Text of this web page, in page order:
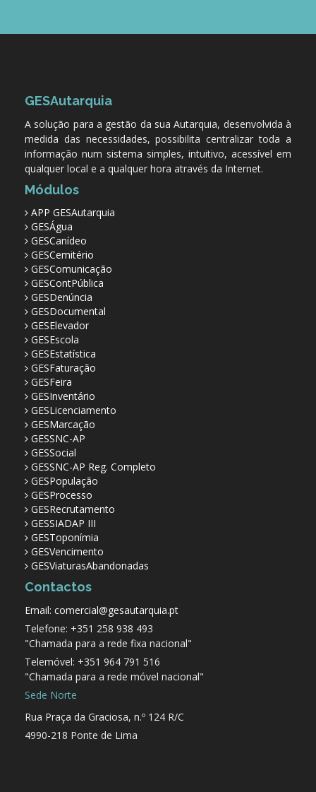
GESAutarquia
A solução para a gestão da sua Autarquia, desenvolvida à
medida das necessidades, possibilita centralizar toda a
informação num sistema simples, intuitivo, acessível em
qualquer local e a qualquer hora através da Internet.
Módulos
APP GESAutarquia
GESÁgua
GESCanídeo
GESCemitério
GESComunicação
GESContPública
GESDenúncia
GESDocumental
GESElevador
GESEscola
GESEstatística
GESFaturação
GESFeira
GESInventário
GESLicenciamento
GESMarcação
GESSNC-AP
GESSocial
GESSNC-AP Reg. Completo
GESPopulação
GESProcesso
GESRecrutamento
GESSIADAP III
GESToponímia
GESVencimento
GESViaturasAbandonadas
Contactos
Email: comercial@gesautarquia.pt
Telefone: +351 258 938 493
"Chamada para a rede fixa nacional"
Telemóvel: +351 964 791 516
"Chamada para a rede móvel nacional"
Sede Norte
Rua Praça da Graciosa, n.º 124 R/C
4990-218 Ponte de Lima